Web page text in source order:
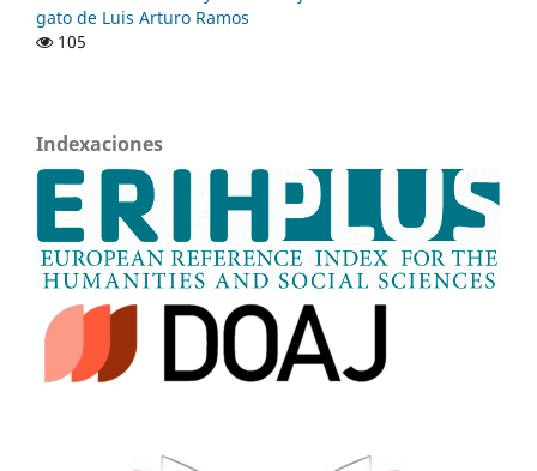
gato de Luis Arturo Ramos
105
Indexaciones